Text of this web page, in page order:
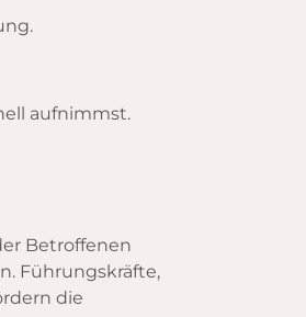
aufnimmst.
Betroffenen
Führungskräfte,
die